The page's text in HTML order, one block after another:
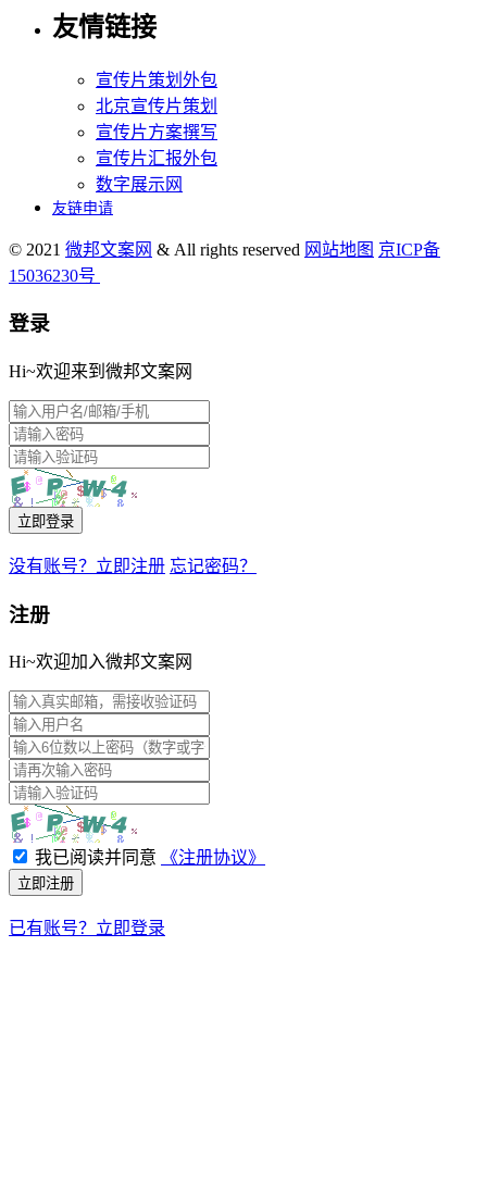
友情链接
宣传片策划外包
北京宣传片策划
宣传片方案撰写
宣传片汇报外包
数字展示网
友链申请
© 2021 微邦文案网 & All rights reserved 网站地图 京ICP备
15036230号
登录
Hi~欢迎来到微邦文案网
立即登录
没有账号？立即注册 忘记密码？
注册
Hi~欢迎加入微邦文案网
我已阅读并同意 《注册协议》
立即注册
已有账号？立即登录